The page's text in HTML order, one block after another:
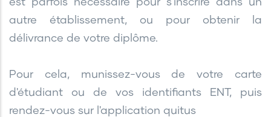
autre établissement, ou pour obtenir la
délivrance de votre diplôme.
Pour cela, munissez-vous de votre carte
d'étudiant ou de vos identifiants ENT, puis
rendez-vous sur l'application quitus